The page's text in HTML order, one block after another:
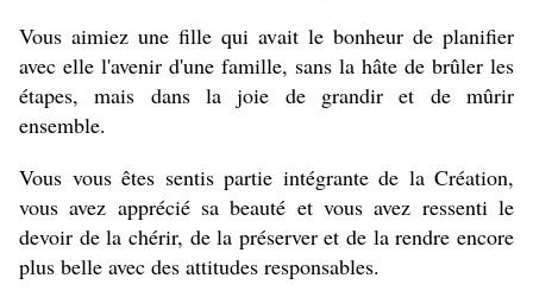
Vous aimiez une fille qui avait le bonheur de planifier
avec elle l'avenir d'une famille, sans la hâte de brûler les
étapes, mais dans la joie de grandir et de mûrir
ensemble.
Vous vous êtes sentis partie intégrante de la Création,
vous avez apprécié sa beauté et vous avez ressenti le
devoir de la chérir, de la préserver et de la rendre encore
plus belle avec des attitudes responsables.